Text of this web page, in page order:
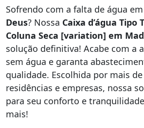
Sofrendo com a falta de água em
Deus? Nossa Caixa d’água Tipo
Coluna Seca [variation] em
solução definitiva! Acabe com a
sem água e garanta
qualidade. Escolhida por mais de
residências e empresas, nossa
para seu conforto e
mais!